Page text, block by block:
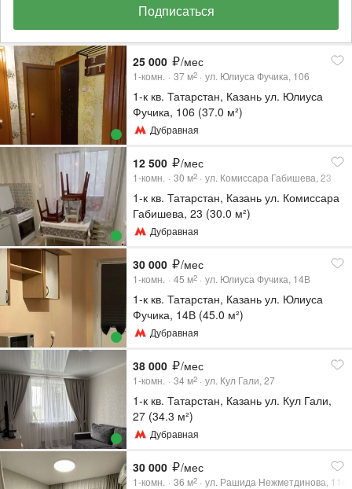
Подписаться
25 000 /мес
1-комн. 37 м2 ул. Юлиуса Фучика, 106
1-к кв. Татарстан, Казань ул. Юлиуса
Фучика, 106 (37.0 м²)
Дубравная
12 500 /мес
1-комн. 30 м2 ул. Комиссара Габишева, 23
1-к кв. Татарстан, Казань ул. Комиссара
Габишева, 23 (30.0 м²)
Дубравная
30 000 /мес
1-комн. 45 м2 ул. Юлиуса Фучика, 14В
1-к кв. Татарстан, Казань ул. Юлиуса
Фучика, 14В (45.0 м²)
Дубравная
38 000 /мес
1-комн. 34 м2 ул. Кул Гали, 27
1-к кв. Татарстан, Казань ул. Кул Гали,
27 (34.3 м²)
Дубравная
30 000 /мес
1-комн. 36 м2 ул. Рашида Нежметдинова, 11к2